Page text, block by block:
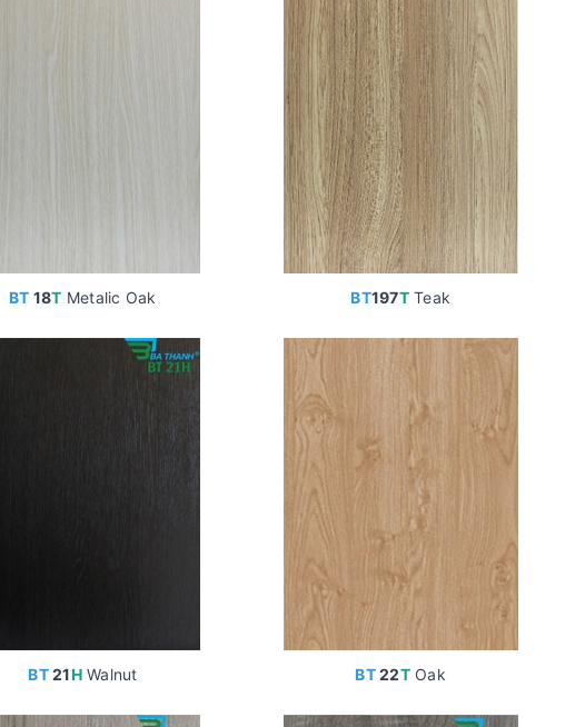
BT 18T Metalic Oak BT197TTeak
BT21HWalnut BT22TOak